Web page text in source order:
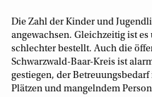
Die Zahl der Kinder und
angewachsen. Gleichzeitig ist
schlechter bestellt. Auch die
Schwarzwald-Baar-Kreis ist
gestiegen, der
Plätzen und mangelndem